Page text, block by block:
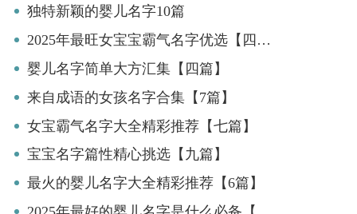
独特新颖的婴儿名字10篇
2025年最旺女宝宝霸气名字优选【四篇】
婴儿名字简单大方汇集【四篇】
来自成语的女孩名字合集【7篇】
女宝霸气名字大全精彩推荐【七篇】
宝宝名字篇性精心挑选【九篇】
最火的婴儿名字大全精彩推荐【6篇】